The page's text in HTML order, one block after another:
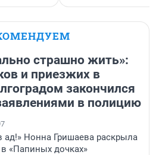
страшно жить»:
и приезжих в
закончился
в полицию
ад!» Нонна Гришаева раскрыла
«Папиных дочках»